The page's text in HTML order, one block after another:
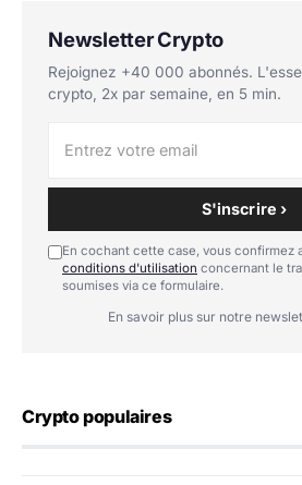
Newsletter Crypto
Rejoignez +40 000 abonnés.
crypto, 2x par semaine, en 5 min.
S'inscrire ›
En cochant cette case, vous confirmez
conditions d'utilisation concernant le
soumises via ce formulaire.
En savoir plus sur notre
Crypto populaires